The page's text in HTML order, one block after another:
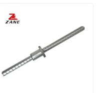
کارخانه تور